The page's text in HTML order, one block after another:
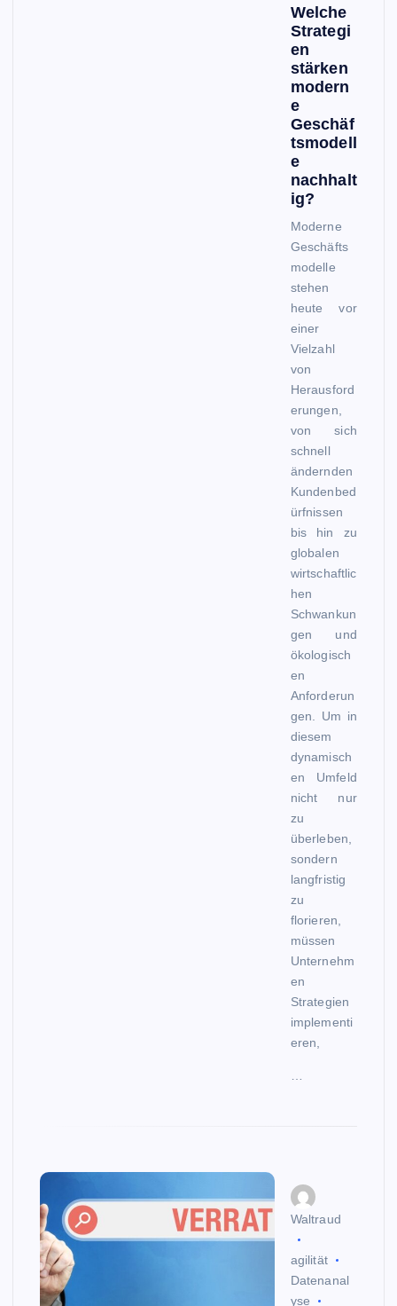
Welche
Strategi
en
stärken
modern
e
Geschäf
tsmodell
e
nachhalt
ig?
Moderne
Geschäfts
modelle
stehen
heute vor
einer
Vielzahl
von
Herausford
erungen,
von sich
schnell
ändernden
Kundenbed
ürfnissen
bis hin zu
globalen
wirtschaftlic
hen
Schwankun
gen und
ökologisch
en
Anforderun
gen. Um in
diesem
dynamisch
en Umfeld
nicht nur
zu
überleben,
sondern
langfristig
zu
florieren,
müssen
Unternehm
en
Strategien
implementi
eren,
…
Waltraud
agilität
Datenanal
yse